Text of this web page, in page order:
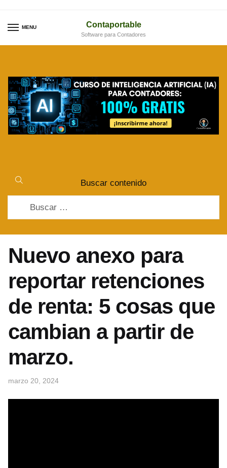
to
to
MENU Contaportable
Software para Contadores
Buscar contenido
Nuevo anexo para
reportar retenciones
de renta: 5 cosas que
cambian a partir de
marzo.
marzo 20, 2024